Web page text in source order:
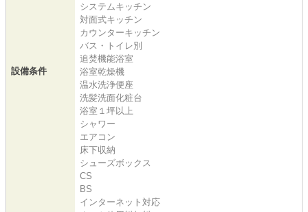
設備条件
システムキッチン
対面式キッチン
カウンターキッチン
バス・トイレ別
追焚機能浴室
浴室乾燥機
温水洗浄便座
洗髪洗面化粧台
浴室１坪以上
シャワー
エアコン
床下収納
シューズボックス
CS
BS
インターネット対応